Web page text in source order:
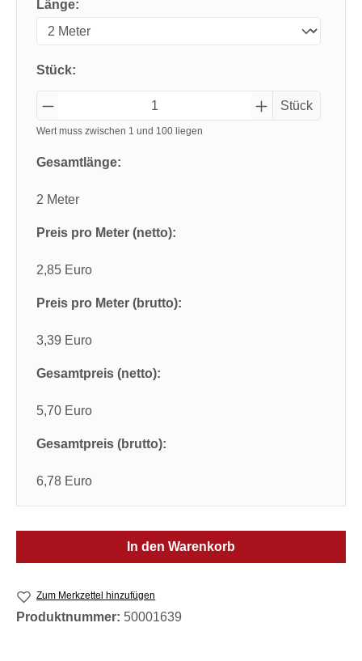
Länge:
Stück:
Stück
Wert muss zwischen 1 und 100 liegen
Gesamtlänge:
2 Meter
Preis pro Meter (netto):
2,85 Euro
Preis pro Meter (brutto):
3,39 Euro
Gesamtpreis (netto):
5,70 Euro
Gesamtpreis (brutto):
6,78 Euro
In den Warenkorb
Zum Merkzettel hinzufügen
Produktnummer: 50001639